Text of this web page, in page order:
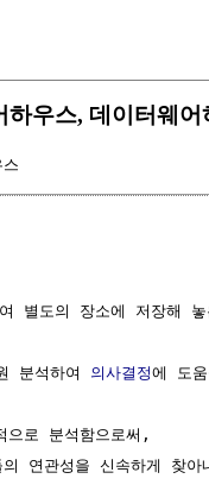
우스, 데이터웨어
별도의 장소에 저장해
분석하여 의사결정에 도
으로 분석함으로써,
연관성을 신속하게 찾아